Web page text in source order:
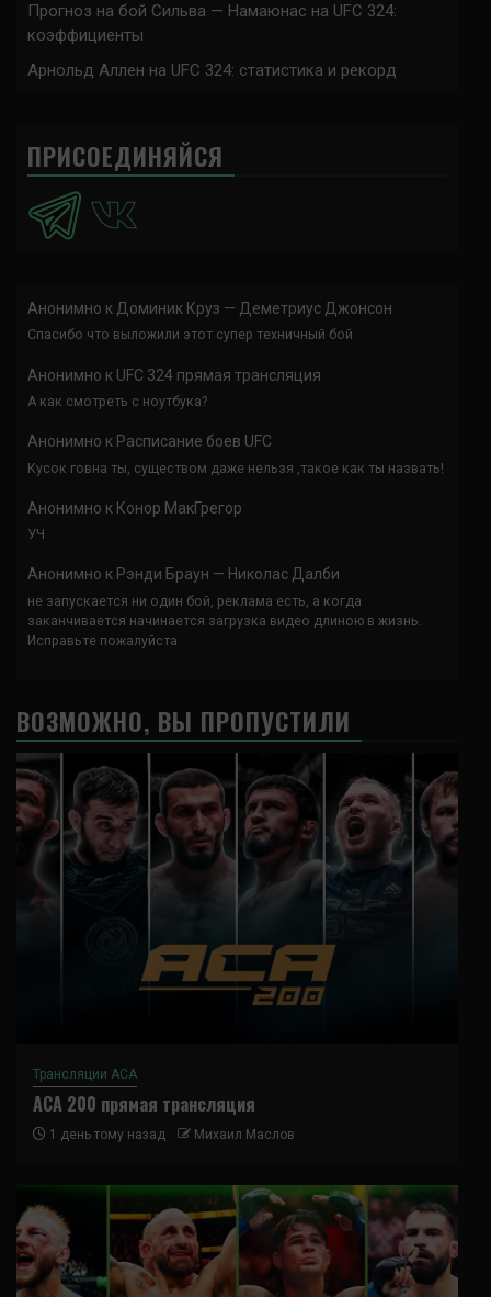
Прогноз на бой Сильва — Намаюнас на UFC 324:
коэффициенты
Арнольд Аллен на UFC 324: статистика и рекорд
ПРИСОЕДИНЯЙСЯ
Анонимно к Доминик Круз — Деметриус Джонсон
Спасибо что выложили этот супер техничный бой
Анонимно к UFC 324 прямая трансляция
А как смотреть с ноутбука?
Анонимно к Расписание боев UFC
Кусок говна ты, существом даже нельзя ,такое как ты назвать!
Анонимно к Конор МакГрегор
УЧ
Анонимно к Рэнди Браун — Николас Далби
не запускается ни один бой, реклама есть, а когда
заканчивается начинается загрузка видео длиною в жизнь.
Исправьте пожалуйста
ВОЗМОЖНО, ВЫ ПРОПУСТИЛИ
Трансляции ACA
ACA 200 прямая трансляция
1 день тому назад Михаил Маслов